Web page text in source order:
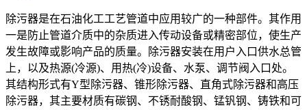
除污器是在石油化工工艺管道中应用较广的一种部件。其作用
一是防止管道介质中的杂质进入传动设备或精密部位，使生产
发生故障或影响产品的质量。除污器安装在用户入口供水总管
上，以及热源(冷源)、用热(冷)设备、水泵、调节阀入口处。
其结构形式有Y型除污器、锥形除污器、直角式除污器和高压
除污器，其主要材质有碳钢、不锈耐酸钢、锰钒钢、铸铁和可